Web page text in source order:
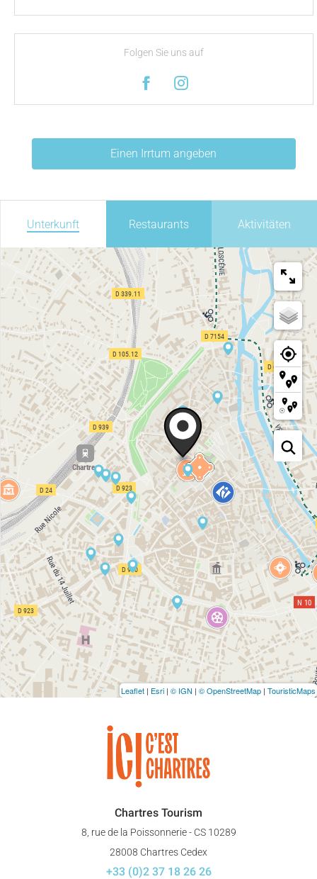
Folgen Sie uns auf
Einen Irrtum angeben
Unterkunft Restaurants Aktivitäten
Leaflet | Esri | © IGN | © OpenStreetMap | TouristicMaps
Chartres Tourism
8, rue de la Poissonnerie - CS 10289
28008 Chartres Cedex
+33 (0)2 37 18 26 26